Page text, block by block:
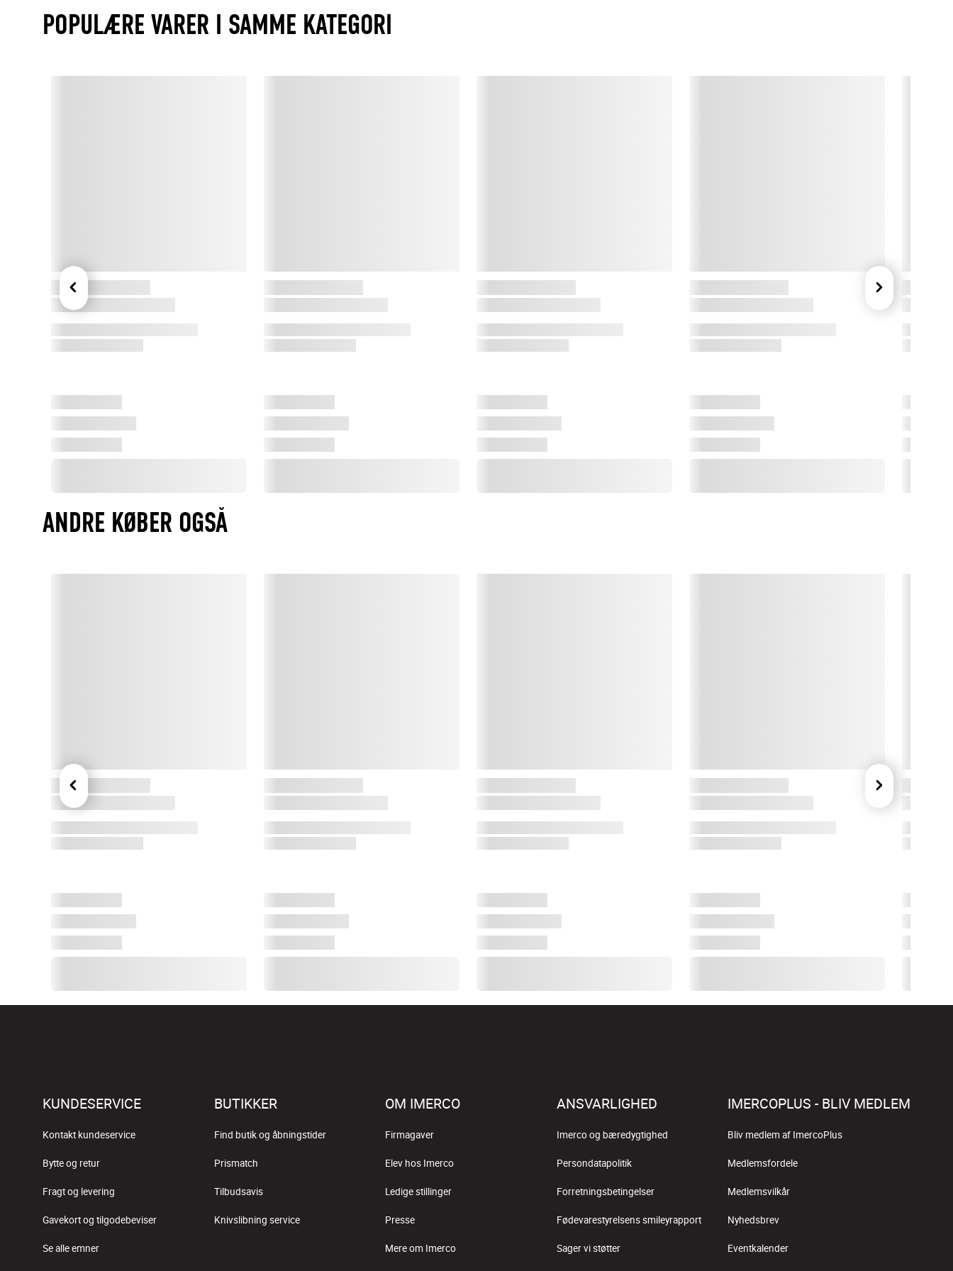
håndklæder og vaskeklude.
POPULÆRE VARER I SAMME KATEGORI
ANDRE KØBER OGSÅ
KUNDESERVICE
Kontakt kundeservice
Bytte og retur
Fragt og levering
Gavekort og tilgodebeviser
Se alle emner
BUTIKKER
Find butik og åbningstider
Prismatch
Tilbudsavis
Knivslibning service
OM IMERCO
Firmagaver
Elev hos Imerco
Ledige stillinger
Presse
Mere om Imerco
ANSVARLIGHED
Imerco og bæredygtighed
Persondatapolitik
Forretningsbetingelser
Fødevarestyrelsens smileyrapport
Sager vi støtter
IMERCOPLUS - BLIV MEDLEM
Bliv medlem af ImercoPlus
Medlemsfordele
Medlemsvilkår
Nyhedsbrev
Eventkalender